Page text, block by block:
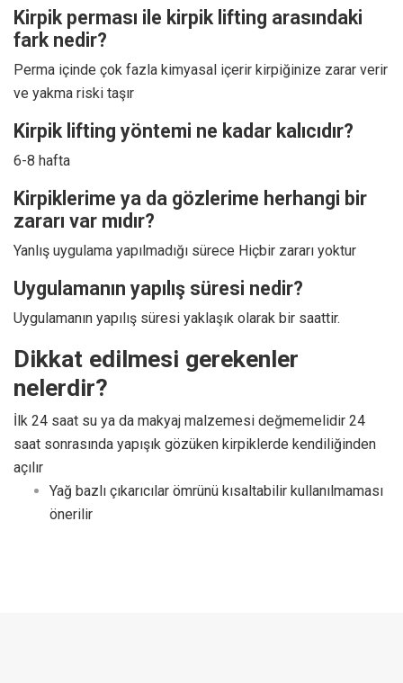
Kirpik perması ile kirpik lifting arasındaki
fark nedir?
Perma içinde çok fazla kimyasal içerir kirpiğinize zarar verir
ve yakma riski taşır
Kirpik lifting yöntemi ne kadar kalıcıdır?
6-8 hafta
Kirpiklerime ya da gözlerime herhangi bir
zararı var mıdır?
Yanlış uygulama yapılmadığı sürece Hiçbir zararı yoktur
Uygulamanın yapılış süresi nedir?
Uygulamanın yapılış süresi yaklaşık olarak bir saattir.
Dikkat edilmesi gerekenler
nelerdir?
İlk 24 saat su ya da makyaj malzemesi değmemelidir 24
saat sonrasında yapışık gözüken kirpiklerde kendiliğinden
açılır
Yağ bazlı çıkarıcılar ömrünü kısaltabilir kullanılmaması
önerilir